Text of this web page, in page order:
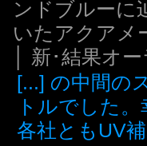
ンドブルーに
いたアクアメ
│ 新･結果オ
[...] の中間の
トルでした
各社ともUV